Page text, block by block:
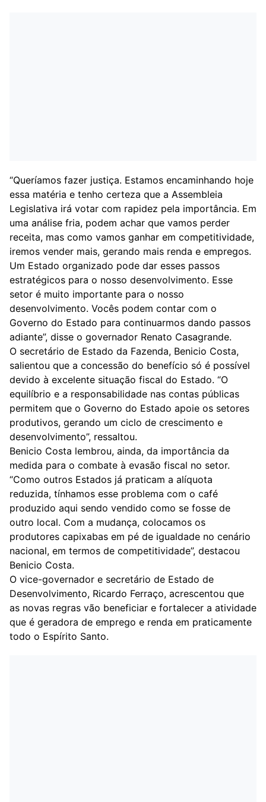
“Queríamos fazer justiça. Estamos encaminhando hoje
essa matéria e tenho certeza que a Assembleia
Legislativa irá votar com rapidez pela importância. Em
uma análise fria, podem achar que vamos perder
receita, mas como vamos ganhar em competitividade,
iremos vender mais, gerando mais renda e empregos.
Um Estado organizado pode dar esses passos
estratégicos para o nosso desenvolvimento. Esse
setor é muito importante para o nosso
desenvolvimento. Vocês podem contar com o
Governo do Estado para continuarmos dando passos
adiante”, disse o governador Renato Casagrande.
O secretário de Estado da Fazenda, Benicio Costa,
salientou que a concessão do benefício só é possível
devido à excelente situação fiscal do Estado. “O
equilíbrio e a responsabilidade nas contas públicas
permitem que o Governo do Estado apoie os setores
produtivos, gerando um ciclo de crescimento e
desenvolvimento”, ressaltou.
Benicio Costa lembrou, ainda, da importância da
medida para o combate à evasão fiscal no setor.
“Como outros Estados já praticam a alíquota
reduzida, tínhamos esse problema com o café
produzido aqui sendo vendido como se fosse de
outro local. Com a mudança, colocamos os
produtores capixabas em pé de igualdade no cenário
nacional, em termos de competitividade”, destacou
Benicio Costa.
O vice-governador e secretário de Estado de
Desenvolvimento, Ricardo Ferraço, acrescentou que
as novas regras vão beneficiar e fortalecer a atividade
que é geradora de emprego e renda em praticamente
todo o Espírito Santo.